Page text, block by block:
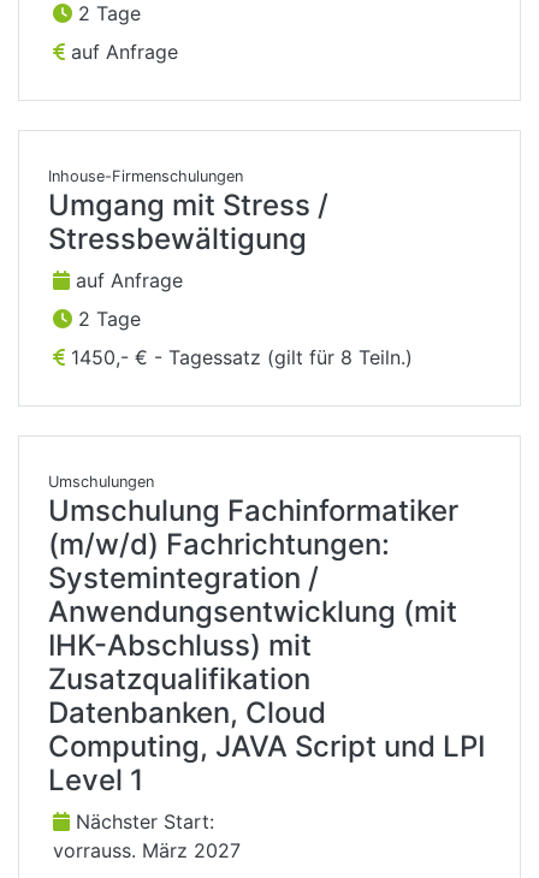
2 Tage
auf Anfrage
Inhouse-Firmenschulungen
Umgang mit Stress /
Stressbewältigung
auf Anfrage
2 Tage
1450,- € - Tagessatz (gilt für 8 Teiln.)
Umschulungen
Umschulung Fachinformatiker
(m/w/d) Fachrichtungen:
Systemintegration /
Anwendungsentwicklung (mit
IHK-Abschluss) mit
Zusatzqualifikation
Datenbanken, Cloud
Computing, JAVA Script und LPI
Level 1
Nächster Start:
vorrauss. März 2027